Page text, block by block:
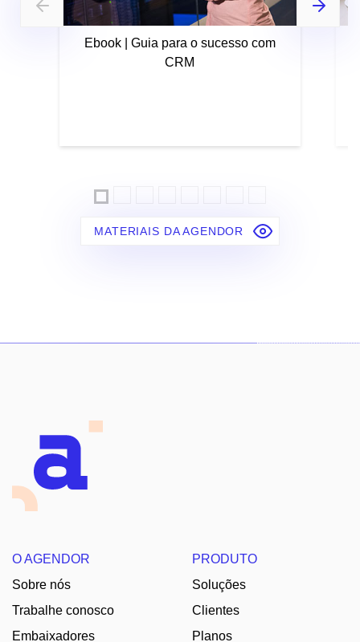
Ebook | Guia para o sucesso com
CRM
MATERIAIS DA AGENDOR
O AGENDOR
Sobre nós
Trabalhe conosco
Embaixadores
PRODUTO
Soluções
Clientes
Planos